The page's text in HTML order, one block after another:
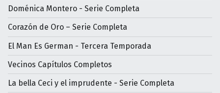
Doménica Montero - Serie Completa
Corazón de Oro – Serie Completa
El Man Es German - Tercera Temporada
Vecinos Capítulos Completos
La bella Ceci y el imprudente - Serie Completa